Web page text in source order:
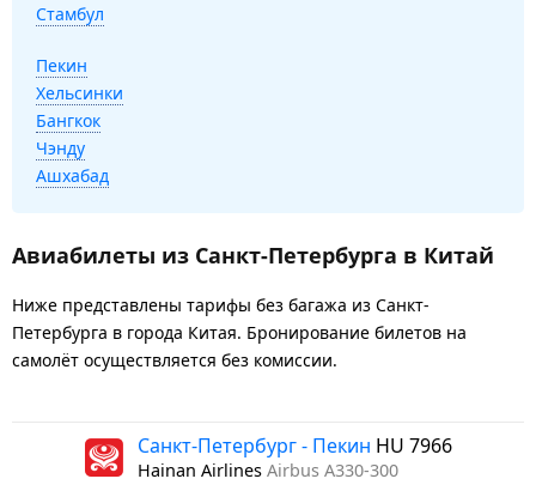
Стамбул
Пекин
Хельсинки
Бангкок
Чэнду
Ашхабад
Авиабилеты из Санкт-Петербурга в Китай
Ниже представлены тарифы без багажа из Санкт-
Петербурга в города Китая. Бронирование билетов на
самолёт осуществляется без комиссии.
Санкт-Петербург - Пекин HU 7966
Hainan Airlines Airbus A330-300